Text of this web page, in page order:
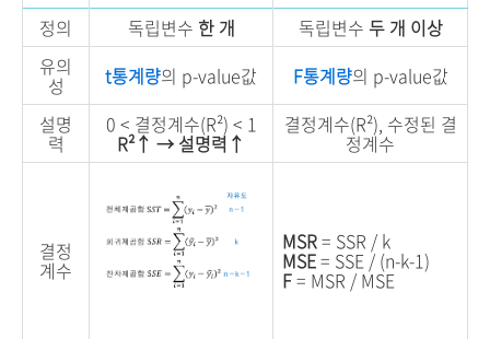
정의
독립변수 한 개 독립변수 두 개 이상
유의
성 t통계량의 p-value값 F통계량의 p-value값
설명
력
0 < 결정계수(R²) < 1
R²↑ → 설명력↑
결정계수(R²), 수정된 결
정계수
결정
계수
MSR= SSR / k
MSE= SSE / (n-k-1)
F= MSR / MSE